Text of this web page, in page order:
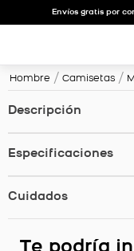
Envíos gratis por
Hombre Camisetas
Descripción
Especificaciones
Cuidados